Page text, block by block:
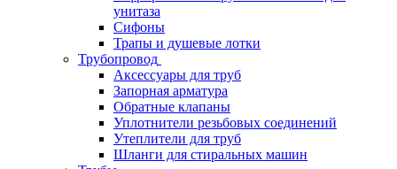
унитаза
Сифоны
Трапы и душевые лотки
Трубопровод
Аксессуары для труб
Запорная арматура
Обратные клапаны
Уплотнители резьбовых соединений
Утеплители для труб
Шланги для стиральных машин